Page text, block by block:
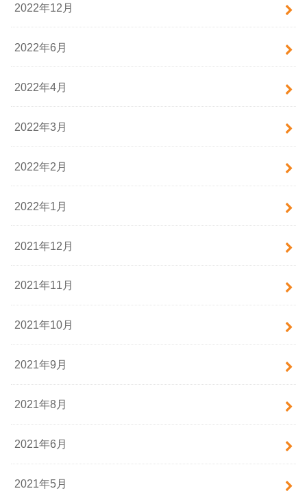
2022年12月
2022年6月
2022年4月
2022年3月
2022年2月
2022年1月
2021年12月
2021年11月
2021年10月
2021年9月
2021年8月
2021年6月
2021年5月